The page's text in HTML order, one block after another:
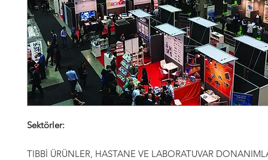
Sektörler:
TIBBİ ÜRÜNLER, HASTANE VE LABORATUVAR